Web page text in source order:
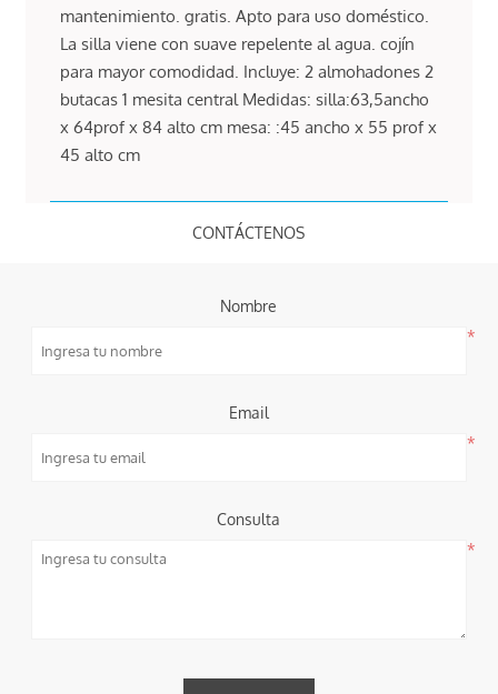
mantenimiento. gratis. Apto para uso doméstico.
La silla viene con suave repelente al agua. cojín
para mayor comodidad. Incluye: 2 almohadones 2
butacas 1 mesita central Medidas: silla:63,5ancho
x 64prof x 84 alto cm mesa: :45 ancho x 55 prof x
45 alto cm
CONTÁCTENOS
Nombre
*
Email
*
Consulta
*